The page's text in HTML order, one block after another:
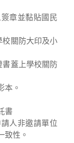
章並黏貼國民
校關防大印及小
書蓋上學校關防
本。
書
人非邀請單位
致性。